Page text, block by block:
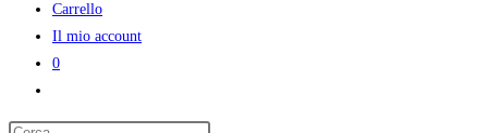
Carrello
Il mio account
0